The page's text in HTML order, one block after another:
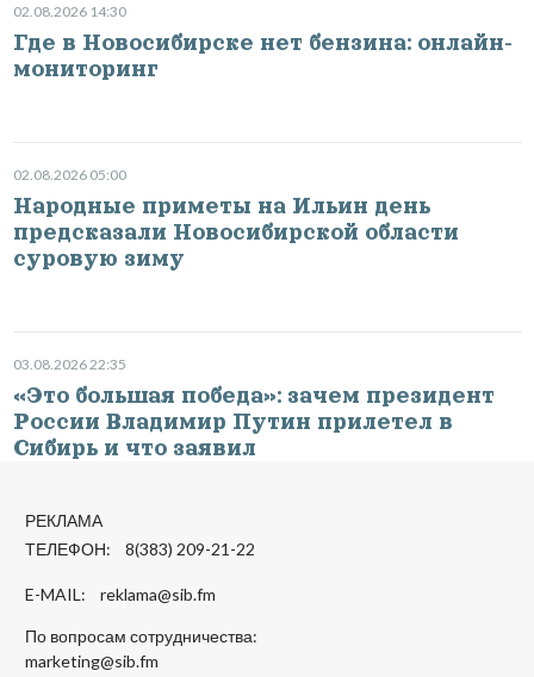
02.08.2026 14:30
Где в Новосибирске нет бензина: онлайн-
мониторинг
02.08.2026 05:00
Народные приметы на Ильин день
предсказали Новосибирской области
суровую зиму
03.08.2026 22:35
«Это большая победа»: зачем президент
России Владимир Путин прилетел в
Сибирь и что заявил
РЕКЛАМА
ТЕЛЕФОН: 8(383) 209-21-22
E-MAIL: reklama@sib.fm
По вопросам сотрудничества:
marketing@sib.fm